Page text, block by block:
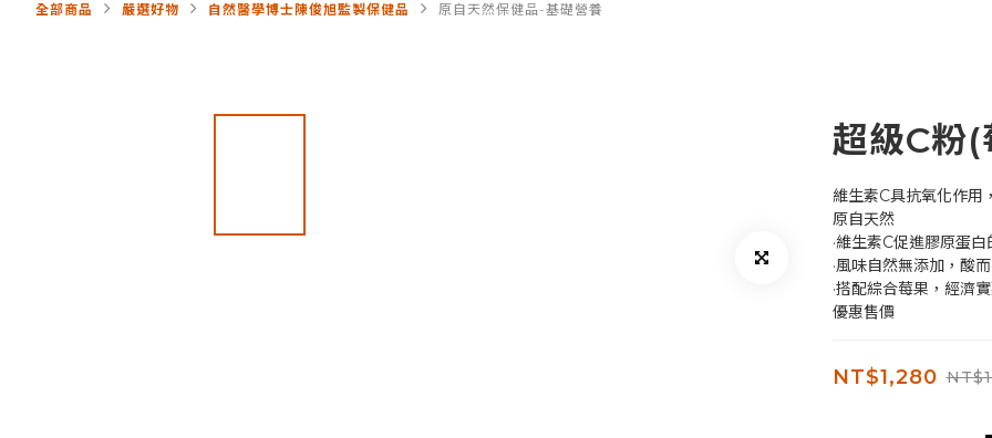
全部商品 嚴選好物 自然醫學博士陳俊旭監製保健品 原自天然保健品-基礎營養
超級C粉(
維生素C具抗氧化作用
原自天然
·維生素C促進膠原蛋
·風味自然無添加，酸
·搭配綜合莓果，經濟
優惠售價
NT$1,280